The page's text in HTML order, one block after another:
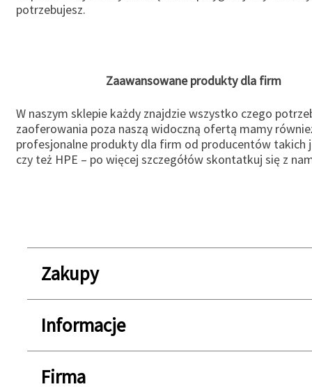
potrzebujesz.
Zaawansowane produkty dla firm
W naszym sklepie każdy znajdzie wszystko czego
zaoferowania poza naszą widoczną ofertą mamy
profesjonalne produkty dla firm od producentów takich
czy też HPE – po więcej szczegółów skontatkuj się z
Zakupy
Informacje
Firma